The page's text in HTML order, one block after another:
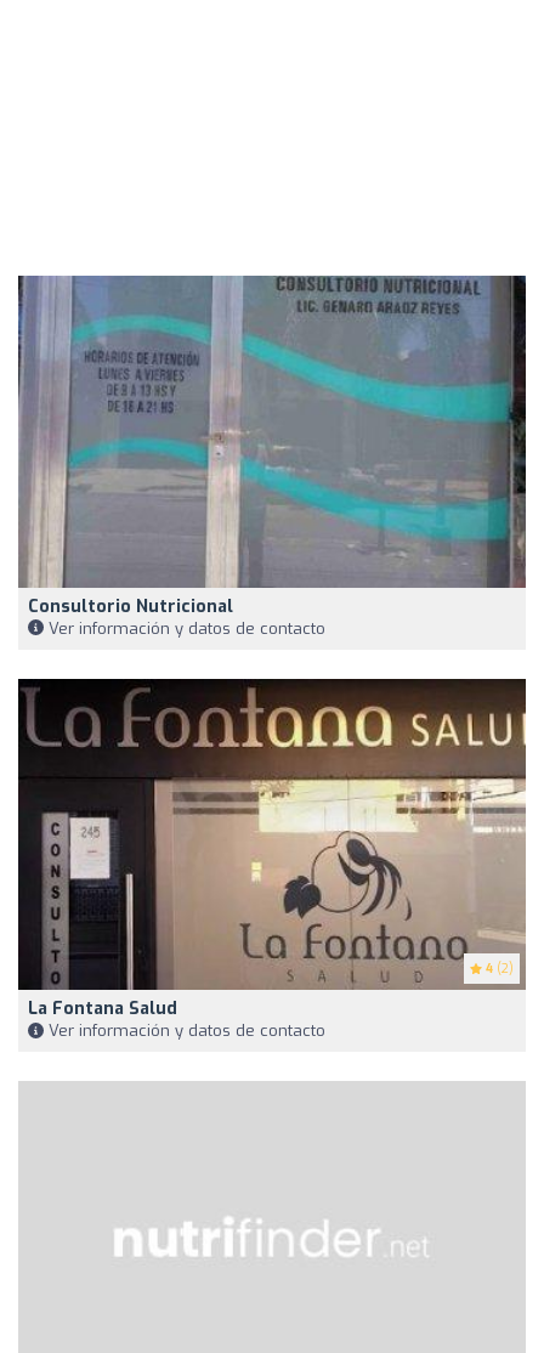
Consultorio Nutricional
Ver información y datos de contacto
4 (2)
La Fontana Salud
Ver información y datos de contacto